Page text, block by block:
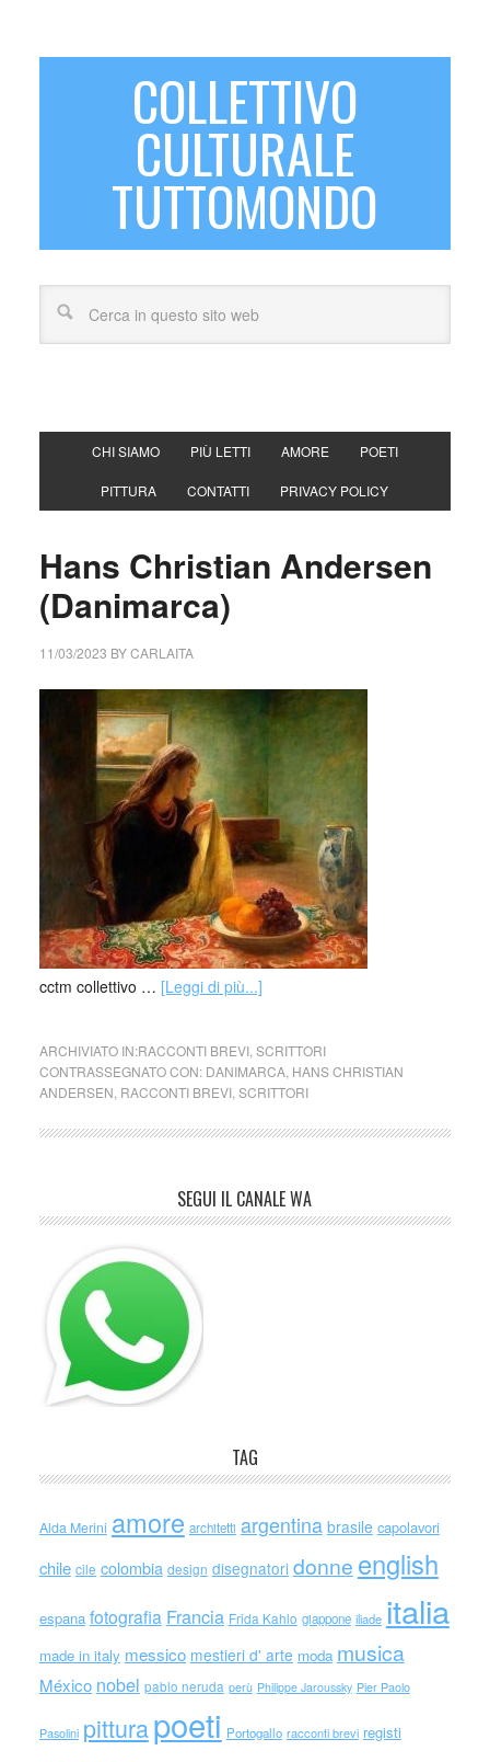
COLLETTIVO
CULTURALE
TUTTOMONDO
CHI SIAMO PIÙ LETTI AMORE POETI
PITTURA CONTATTI PRIVACY POLICY
Hans Christian Andersen
(Danimarca)
11/03/2023 BYCARLAITA
cctm collettivo … [Leggi di più...]
ARCHIVIATO IN:RACCONTI BREVI, SCRITTORI
CONTRASSEGNATO CON: DANIMARCA, HANS CHRISTIAN
ANDERSEN RACCONTI BREVI, SCRITTORI
SEGUI IL CANALE WA
TAG
Alda Merini amore architetti argentina brasile capolavori
chile cile colombia design disegnatori donne english
espana fotografia Francia Frida Kahlo giappone iliade italia
made in italy messico mestieri d' arte moda musica
México nobel pablo neruda perù Philippe Jaroussky Pier Paolo
Pasolini pitturapoeti Portogallo racconti brevi registi